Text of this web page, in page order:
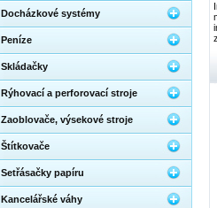
Docházkové systémy
Peníze
Skládačky
Rýhovací a perforovací stroje
Zaoblovače, výsekové stroje
Štítkovače
Setřásačky papíru
Kancelářské váhy